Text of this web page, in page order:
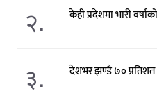
२. केही प्रदेशमा भारी
३. देशभर झण्डै ७० प्रतिशत